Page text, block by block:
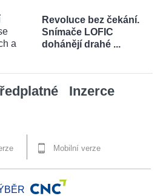
Revoluce bez čekání.
Snímače LOFIC
dohánějí drahé ...
Inzerce
Mobilní verze